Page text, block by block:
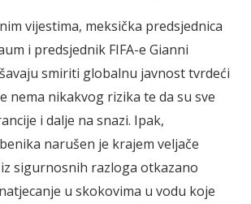
vijestima, meksička predsjednica
i predsjednik FIFA-e Gianni
smiriti globalnu javnost tvrdeći
nema nikakvog rizika te da su sve
i dalje na snazi. Ipak,
narušen je krajem veljače
sigurnosnih razloga otkazano
u skokovima u vodu koje